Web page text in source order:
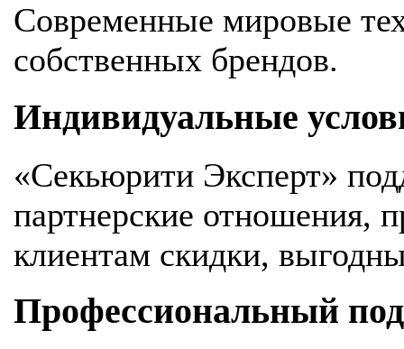
Современные мировые
собственных брендов.
Индивидуальные
«Секьюрити Эксперт»
партнерские отношения,
клиентам скидки,
Профессиональный